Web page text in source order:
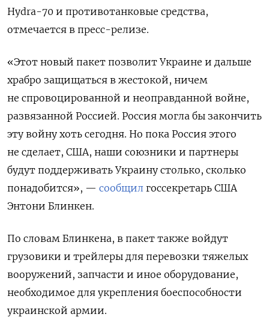
Hydra-70 и противотанковые средства,
отмечается в пресс-релизе.
«Этот новый пакет позволит Украине и дальше
храбро защищаться в жестокой, ничем
не спровоцированной и неоправданной войне,
развязанной Россией. Россия могла бы закончить
эту войну хоть сегодня. Но пока Россия этого
не сделает, США, наши союзники и партнеры
будут поддерживать Украину столько, сколько
понадобится», — сообщил госсекретарь США
Энтони Блинкен.
По словам Блинкена, в пакет также войдут
грузовики и трейлеры для перевозки тяжелых
вооружений, запчасти и иное оборудование,
необходимое для укрепления боеспособности
украинской армии.